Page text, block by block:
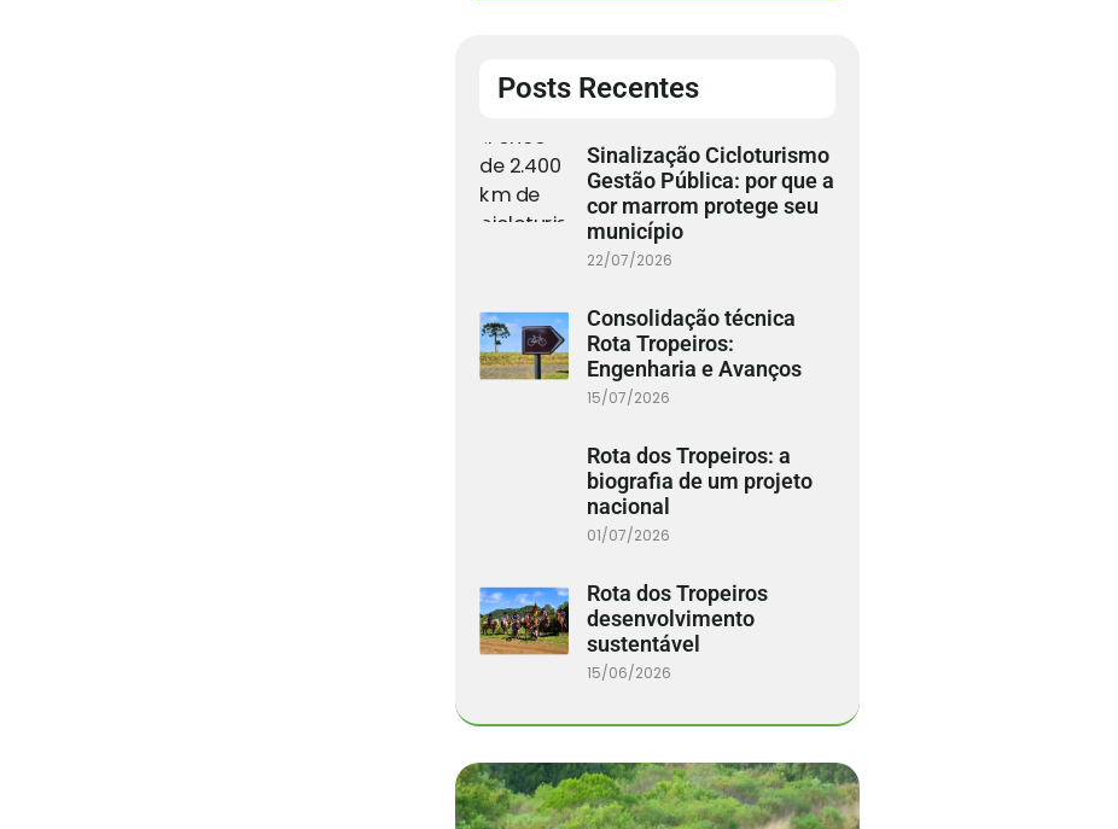
Posts Recentes
Sinalização Cicloturismo
Gestão Pública: por que a
cor marrom protege seu
município
22/07/2026
Consolidação técnica
Rota Tropeiros:
Engenharia e Avanços
15/07/2026
Rota dos Tropeiros: a
biografia de um projeto
nacional
01/07/2026
Rota dos Tropeiros
desenvolvimento
sustentável
15/06/2026